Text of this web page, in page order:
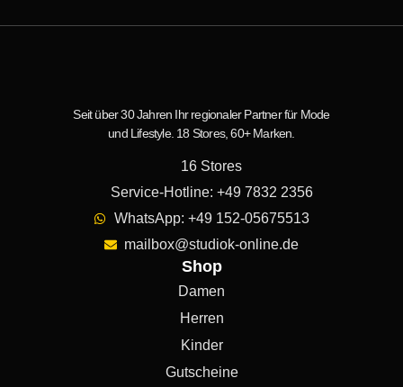
Seit über 30 Jahren Ihr regionaler Partner für Mode
und Lifestyle. 18 Stores, 60+ Marken.
16 Stores
Service-Hotline: +49 7832 2356
WhatsApp: +49 152-05675513
mailbox@studiok-online.de
Shop
Damen
Herren
Kinder
Gutscheine